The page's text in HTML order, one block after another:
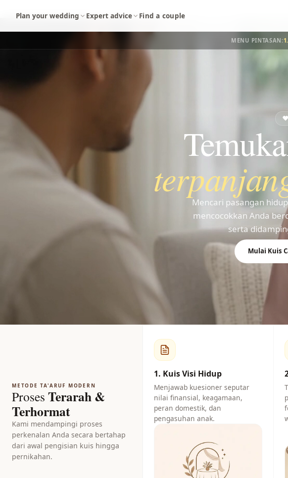
Plan your wedding Expert advice Find a couple
MENU PINTASAN:
Mencari pasangan
mencocokkan Anda
serta
Mulai Kuis
METODE TA'ARUF MODERN
Proses Terarah &
Terhormat
Kami mendampingi proses
perkenalan Anda secara bertahap
dari awal pengisian kuis hingga
pernikahan.
1. Kuis Visi Hidup
Menjawab kuesioner seputar
nilai finansial, keagamaan,
peran domestik, dan
pengasuhan anak.